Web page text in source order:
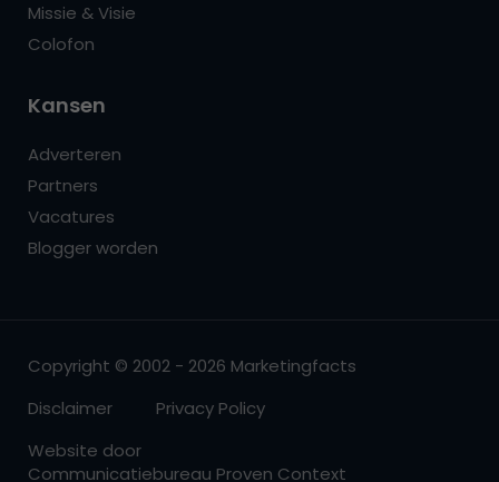
Missie & Visie
Colofon
Kansen
Adverteren
Partners
Vacatures
Blogger worden
Copyright © 2002 - 2026 Marketingfacts
Disclaimer
Privacy Policy
Website door
Communicatiebureau Proven Context